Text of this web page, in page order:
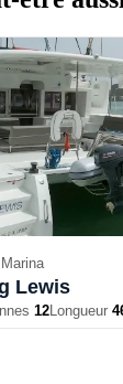
Lewis
12Longueur